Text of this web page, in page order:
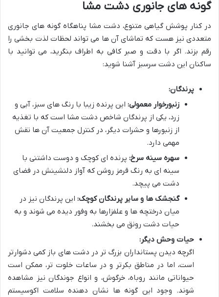
گونه های جانوری دشت مشا
در کنار پوشش گیاهی متنوع، دشت مشا پناهگاه گونه های جانوری
متعددی نیز هست که تماشای آن ها می تواند لحظات لذت بخشی را
رقم بزند. اگر با دقت و صبر کافی به اطراف بنگرید، می توانید با
ساکنان این دشت سرسبز آشنا شوید:
پرندگان:
زنبورخوار معمولی: این پرنده زیبا با رنگ های سبز، آبی و
زرد، یکی از پرندگان شاخص دشت مشا است که با تغذیه
از زنبورها و حشرات دیگر، در کنترل جمعیت آن ها نقش
مهمی دارد.
سهره سینه سرخ: پرنده ای کوچک و دوست داشتنی با
سینه ای به رنگ قرمز روشن که آواز دلنشینش در فضای
دشت می پیچد.
گنجشک ها و سایر پرندگان کوچک: این پرندگان نیز در
میان درختچه ها و علفزارها به وفور دیده می شوند و به
حیات دشت رونق می بخشند.
حیات وحش دیگر:
اگرچه دیدن پستانداران بزرگ تر در دشت های باز کمی دشوارتر
است، اما در مناطق بکرتر و در ساعات خلوت تر، ممکن است
حیواناتی مانند روباه، خرگوش، و انواع جوندگان نیز مشاهده
شوند. وجود این گونه ها نشان دهنده سلامت اکوسیستم